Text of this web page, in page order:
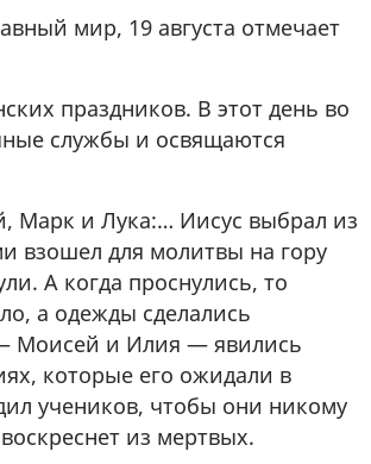
мир, 19 августа отмечает
праздников. В этот день во
службы и освящаются
Марк и Лука:… Иисус выбрал из
взошел для молитвы на гору
А когда проснулись, то
а одежды сделались
Моисей и Илия — явились
которые его ожидали в
учеников, чтобы они никому
из мертвых.